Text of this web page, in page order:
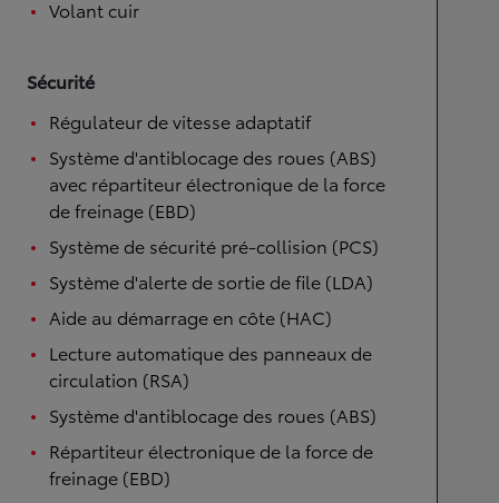
Volant cuir
Sécurité
Régulateur de vitesse adaptatif
Système d'antiblocage des roues (ABS)
avec répartiteur électronique de la force
de freinage (EBD)
Système de sécurité pré-collision (PCS)
Système d'alerte de sortie de file (LDA)
Aide au démarrage en côte (HAC)
Lecture automatique des panneaux de
circulation (RSA)
Système d'antiblocage des roues (ABS)
Répartiteur électronique de la force de
freinage (EBD)